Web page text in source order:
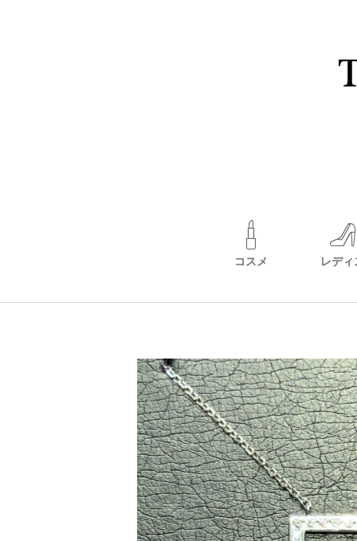
コスメ レディ